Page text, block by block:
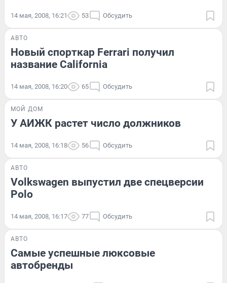
14 мая, 2008, 16:21 53 Обсудить
АВТО
Новый спорткар Ferrari получил
название California
14 мая, 2008, 16:20 65 Обсудить
МОЙ ДОМ
У АИЖК растет число должников
14 мая, 2008, 16:18 56 Обсудить
АВТО
Volkswagen выпустил две спецверсии
Polo
14 мая, 2008, 16:17 77 Обсудить
АВТО
Самые успешные люксовые
автобренды